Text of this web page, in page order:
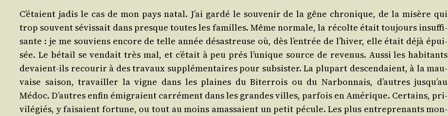
C’é­taient jadis le cas de mon pays natal. J’ai gar­dé le sou­ve­nir de la gêne chro­nique, de la misère qui
trop sou­vent sévis­sait dans presque toutes les familles. Même nor­male, la récolte était tou­jours insuf­fi­
sante : je me sou­viens encore de telle année désas­treuse où, dès l’en­trée de l’hi­ver, elle était déjà épui­
sée. Le bétail se ven­dait très mal, et c’é­tait à peu prés l’u­nique source de reve­nus. Aus­si les habi­tants
devaient-ils recou­rir à des tra­vaux sup­plé­men­taires pour sub­sis­ter. La plu­part des­cen­daient, à la mau­
vaise sai­son, tra­vailler la vigne dans les plaines du Biter­rois ou du Nar­bon­nais, d’autres jus­qu’au
Médoc. D’autres enfin émi­graient car­ré­ment dans les grandes villes, par­fois en Amé­rique. Cer­tains, pri­
vi­lé­giés, y fai­saient for­tune, ou tout au moins amas­saient un petit pécule. Les plus entre­pre­nants mon­